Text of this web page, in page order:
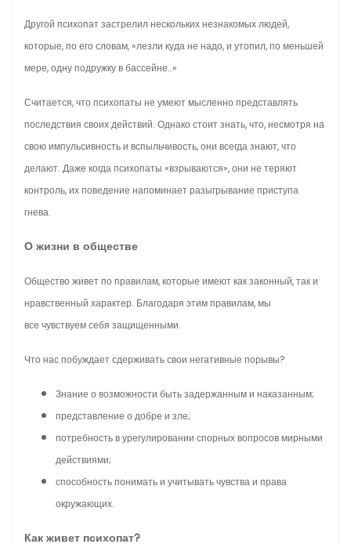
Другой психопат застрелил нескольких незнакомых людей,
которые, по его словам, «лезли куда не надо, и утопил, по меньшей
мере, одну подружку в бассейне…»
Считается, что психопаты не умеют мысленно представлять
последствия своих действий. Однако стоит знать, что, несмотря на
свою импульсивность и вспыльчивость, они всегда знают, что
делают. Даже когда психопаты «взрываются», они не теряют
контроль, их поведение напоминает разыгрывание приступа
гнева.
О жизни в обществе
Общество живет по правилам, которые имеют как законный, так и
нравственный характер. Благодаря этим правилам, мы
все чувствуем себя защищенными.
Что нас побуждает сдерживать свои негативные порывы?
Знание о возможности быть задержанным и наказанным;
представление о добре и зле;
потребность в урегулировании спорных вопросов мирными
действиями;
способность понимать и учитывать чувства и права
окружающих.
Как живет психопат?